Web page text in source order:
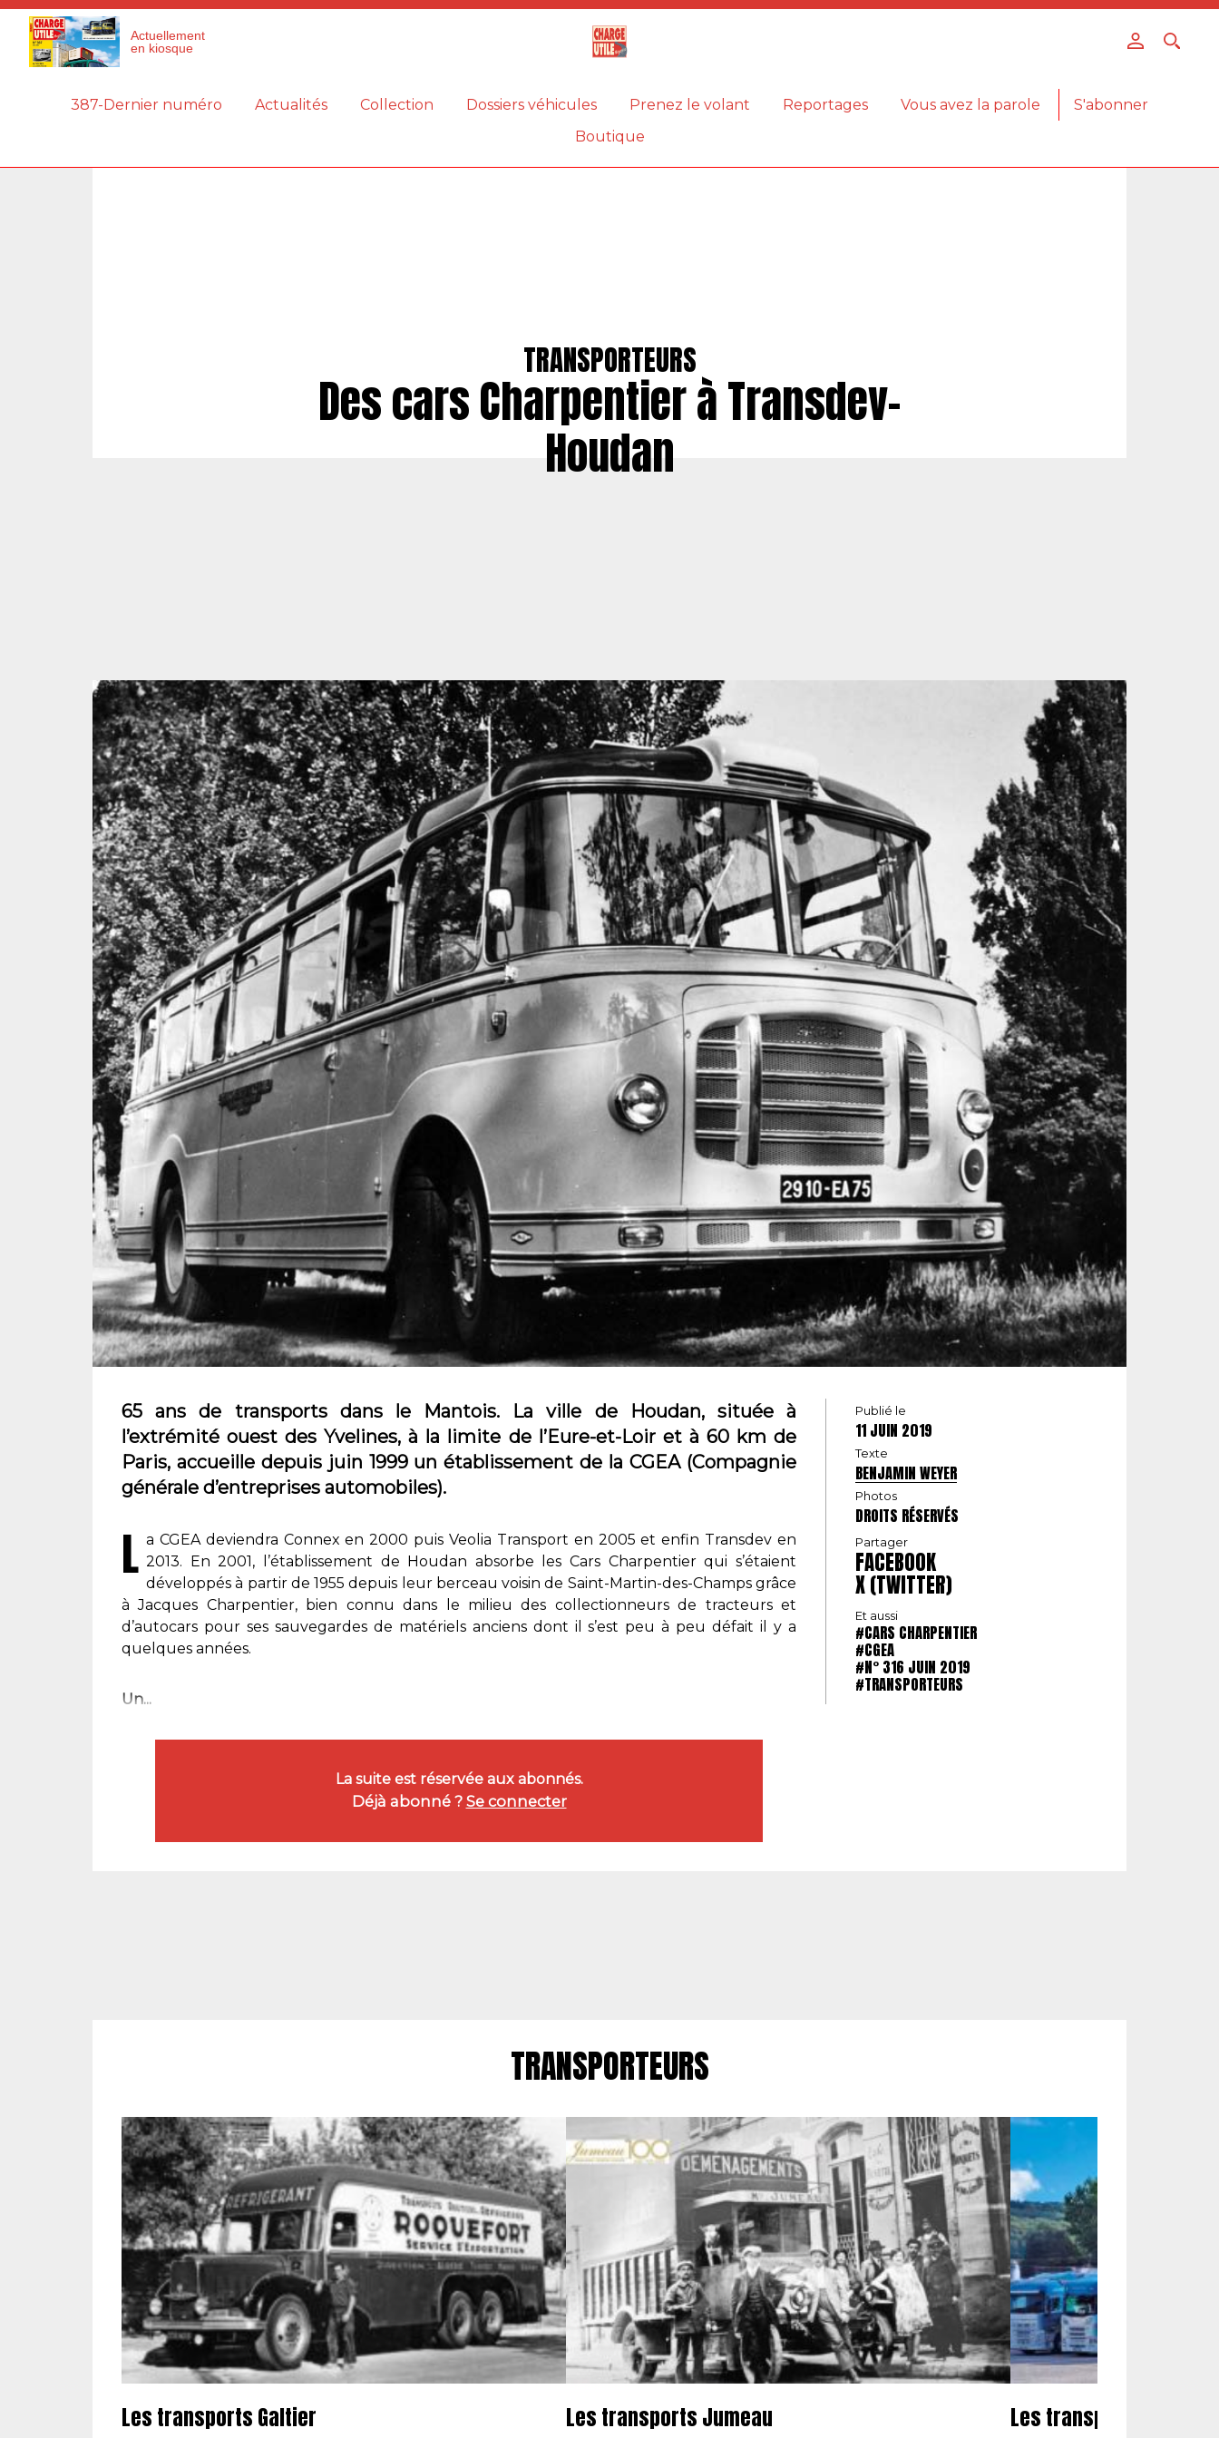
Actuellement
en kiosque
387-Dernier numéro Actualités Collection Dossiers véhicules Prenez le volant Reportages Vous avez la parole
S'abonner
Boutique
TRANSPORTEURS
Des cars Charpentier à Transdev-
Houdan
65 ans de transports dans le Mantois. La ville de Houdan, située à
l’extrémité ouest des Yvelines, à la limite de l’Eure-et-Loir et à 60 km de
Paris, accueille depuis juin 1999 un établissement de la CGEA (Compagnie
générale d’entreprises automobiles).
L a CGEA deviendra Connex en 2000 puis Veolia Transport en 2005 et enfin Transdev en
2013. En 2001, l’établissement de Houdan absorbe les Cars Charpentier qui s’étaient
développés à partir de 1955 depuis leur berceau voisin de Saint-Martin-des-Champs grâce
à Jacques Charpentier, bien connu dans le milieu des collectionneurs de tracteurs et
d’autocars pour ses sauvegardes de matériels anciens dont il s’est peu à peu défait il y a
quelques années.
Un...
La suite est réservée aux abonnés.
Déjà abonné ? Se connecter
Publié le
11 JUIN 2019
Texte
BENJAMIN WEYER
Photos
DROITS RÉSERVÉS
Partager
FACEBOOK
X (TWITTER)
Et aussi
#CARS CHARPENTIER
#CGEA
#N° 316 JUIN 2019
#TRANSPORTEURS
TRANSPORTEURS
Les transports Galtier Les transports Jumeau Les transports
Panneau de gestion des cookies